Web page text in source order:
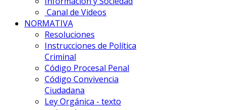
Canal de Videos
NORMATIVA
Resoluciones
Instrucciones de Política
Criminal
Código Procesal Penal
Código Convivencia
Ciudadana
Ley Orgánica - texto